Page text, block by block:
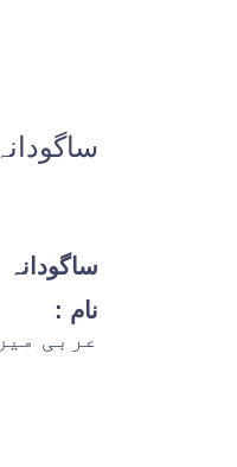
ساگودانہ
ساگودانہ
نام :
عربی